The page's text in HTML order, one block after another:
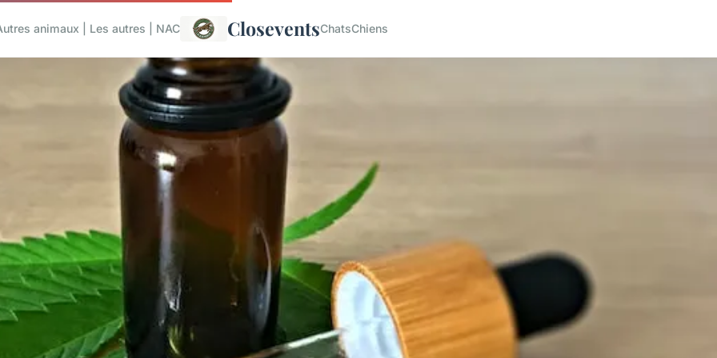
animaux | Les autres | NAC CloseventsChatsChiens